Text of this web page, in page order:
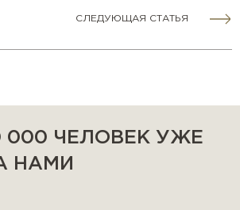
СЛЕДУЮЩАЯ СТАТЬЯ
000 ЧЕЛОВЕК УЖЕ
НАМИ